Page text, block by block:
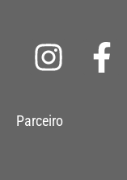
I
s
F
a
Parceiro